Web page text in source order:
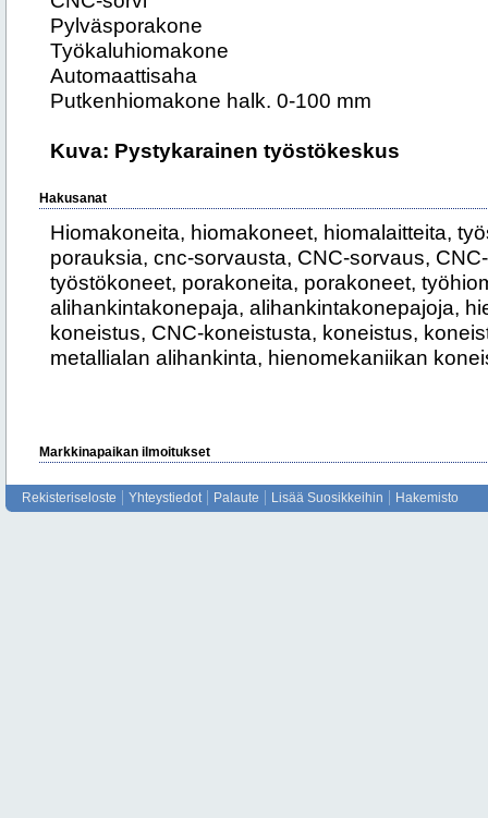
Pylväsporakone
Työkaluhiomakone
Automaattisaha
Putkenhiomakone halk. 0-100 mm
Kuva: Pystykarainen työstökeskus
Hakusanat
Hiomakoneita, hiomakoneet, hiomalaitteita,
porauksia, cnc-sorvausta, CNC-sorvaus,
työstökoneet, porakoneita, porakoneet,
alihankintakonepaja, alihankintakonepajoja,
koneistus, CNC-koneistusta, koneistus,
metallialan alihankinta, hienomekaniikan
Markkinapaikan ilmoitukset
Rekisteriseloste Yhteystiedot Palaute Lisää Suosikkeihin Hakemisto